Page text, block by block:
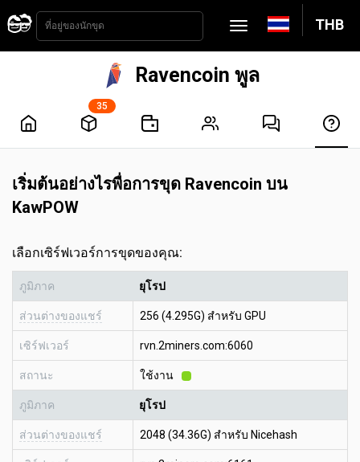
THB
Ravencoin พูล
35
เริ่มต้นอย่างไรพื่อการขุด Ravencoin บน
KawPOW
เลือกเซิร์ฟเวอร์การขุดของคุณ:
ภูมิภาค ยุโรป
ส่วนต่างของแชร์ 256 (4.295G) สำหรับ GPU
เซิร์ฟเวอร์ rvn.2miners.com:6060
สถานะ ใช้งาน
ภูมิภาค ยุโรป
ส่วนต่างของแชร์ 2048 (34.36G) สำหรับ Nicehash